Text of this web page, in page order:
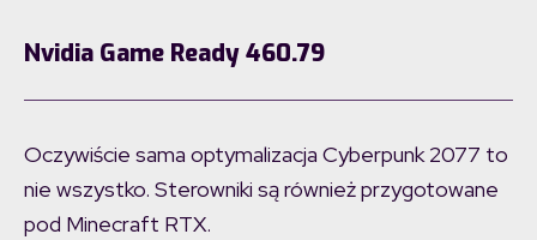
Nvidia Game Ready 460.79
Oczywiście sama optymalizacja Cyberpunk 2077 to
nie wszystko. Sterowniki są również przygotowane
pod Minecraft RTX.